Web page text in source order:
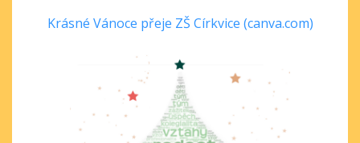
Krásné Vánoce přeje ZŠ Církvice (canva.com)